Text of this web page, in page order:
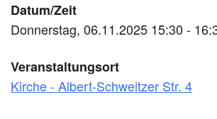
Datum/Zeit
Donnerstag, 06.11.2025 15:30 -
Veranstaltungsort
Kirche - Albert-Schweitzer Str. 4